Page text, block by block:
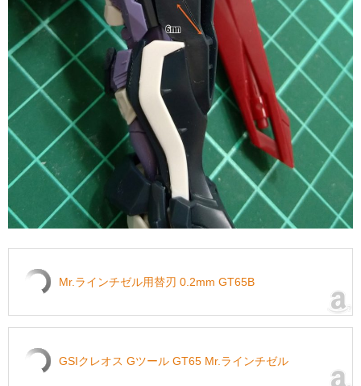
Mr.ラインチゼル用替刃 0.2mm GT65B
GSIクレオス Gツール GT65 Mr.ラインチゼル